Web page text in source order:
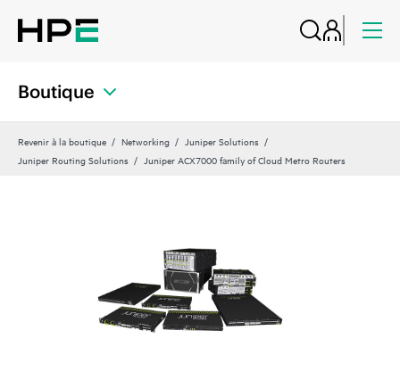
Boutique
Revenir à la boutique Networking
Juniper Solutions
Juniper Routing Solutions
Juniper ACX7000 family of Cloud Metro Routers